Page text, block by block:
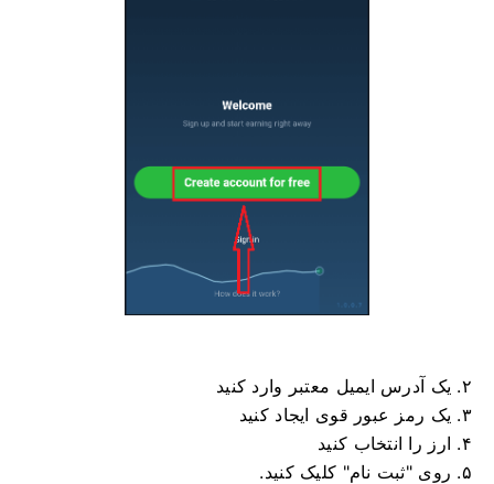
۲. یک آدرس ایمیل معتبر وارد کنید
۳. یک رمز عبور قوی ایجاد کنید
۴. ارز را انتخاب کنید
۵. روی "ثبت نام" کلیک کنید.